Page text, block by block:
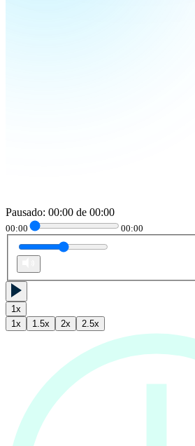
Pausado: 00:00 de 00:00
00:00 00:00
1x
1x 1.5x 2x 2.5x